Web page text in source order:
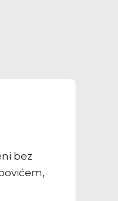
bez